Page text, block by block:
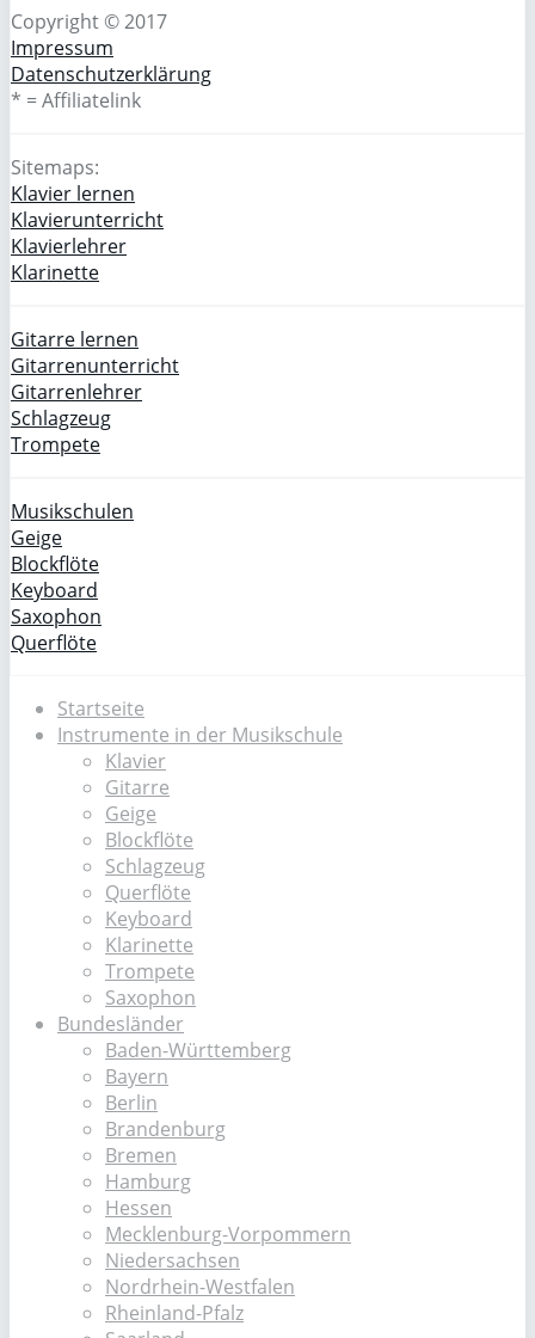
Copyright © 2017
Impressum
Datenschutzerklärung
* = Affiliatelink
Sitemaps:
Klavier lernen
Klavierunterricht
Klavierlehrer
Klarinette
Gitarre lernen
Gitarrenunterricht
Gitarrenlehrer
Schlagzeug
Trompete
Musikschulen
Geige
Blockflöte
Keyboard
Saxophon
Querflöte
Startseite
Instrumente in der Musikschule
Klavier
Gitarre
Geige
Blockflöte
Schlagzeug
Querflöte
Keyboard
Klarinette
Trompete
Saxophon
Bundesländer
Baden-Württemberg
Bayern
Berlin
Brandenburg
Bremen
Hamburg
Hessen
Mecklenburg-Vorpommern
Niedersachsen
Nordrhein-Westfalen
Rheinland-Pfalz